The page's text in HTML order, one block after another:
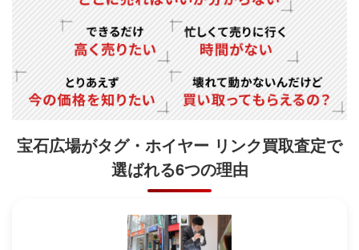
宝石広場がタグ・ホイヤー リンク買取査定で
選ばれる6つの理由